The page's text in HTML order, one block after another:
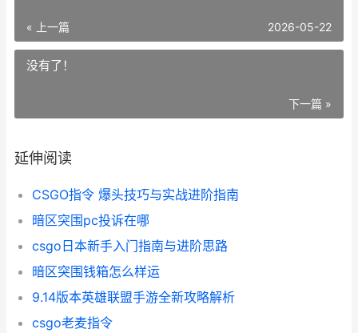
« 上一篇 2026-05-22
没有了！
下一篇 »
延伸阅读
CSGO指令 爆头技巧与实战进阶指南
暗区突围pc投诉在哪
csgo日本新手入门指南与进阶思路
暗区突围钱箱怎么样运
9.14版本英雄联盟手游全新攻略解析
csgo老麦指令